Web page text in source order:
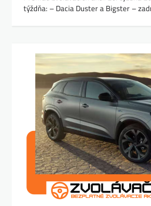
týždňa: – Dacia Duster a Bigster –